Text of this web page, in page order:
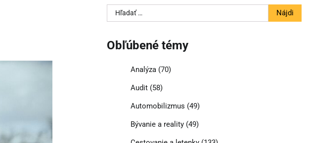
Hľadať:
Obľúbené témy
Analýza(70)
Audit(58)
Automobilizmus (49)
Bývanie a reality(49)